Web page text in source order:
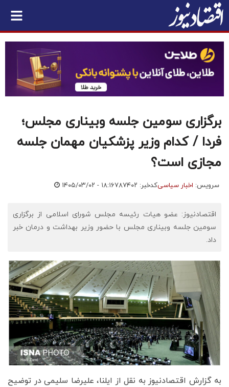
برگزاری سومین جلسه وبیناری مجلس؛
فردا / کدام وزیر پزشکیان مهمان جلسه
مجازی است؟
سرویس: اخبار سیاسیکدخبر: ۷۸۷۴۰۲ ۱۴۰۵/۰۳/۰۲ - ۱۸:۱۶
اقتصادنیوز: عضو هیات رئیسه مجلس شورای اسلامی از برگزاری
سومین جلسه وبیناری مجلس با حضور وزیر بهداشت و درمان خبر
داد.
به گزارش اقتصادنیوز به نقل از ایلنا، علیرضا سلیمی در توضیح